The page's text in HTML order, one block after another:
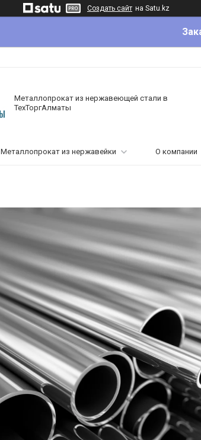
Создать сайт на Satu.kz
Металлопрокат из нержавеющей стали в
ТехТоргАлматы
Металлопрокат из нержавейки О компании